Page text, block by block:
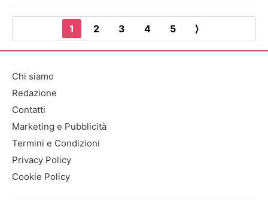
1 2 3 4 5 ⟩
Chi siamo
Redazione
Contatti
Marketing e Pubblicità
Termini e Condizioni
Privacy Policy
Cookie Policy